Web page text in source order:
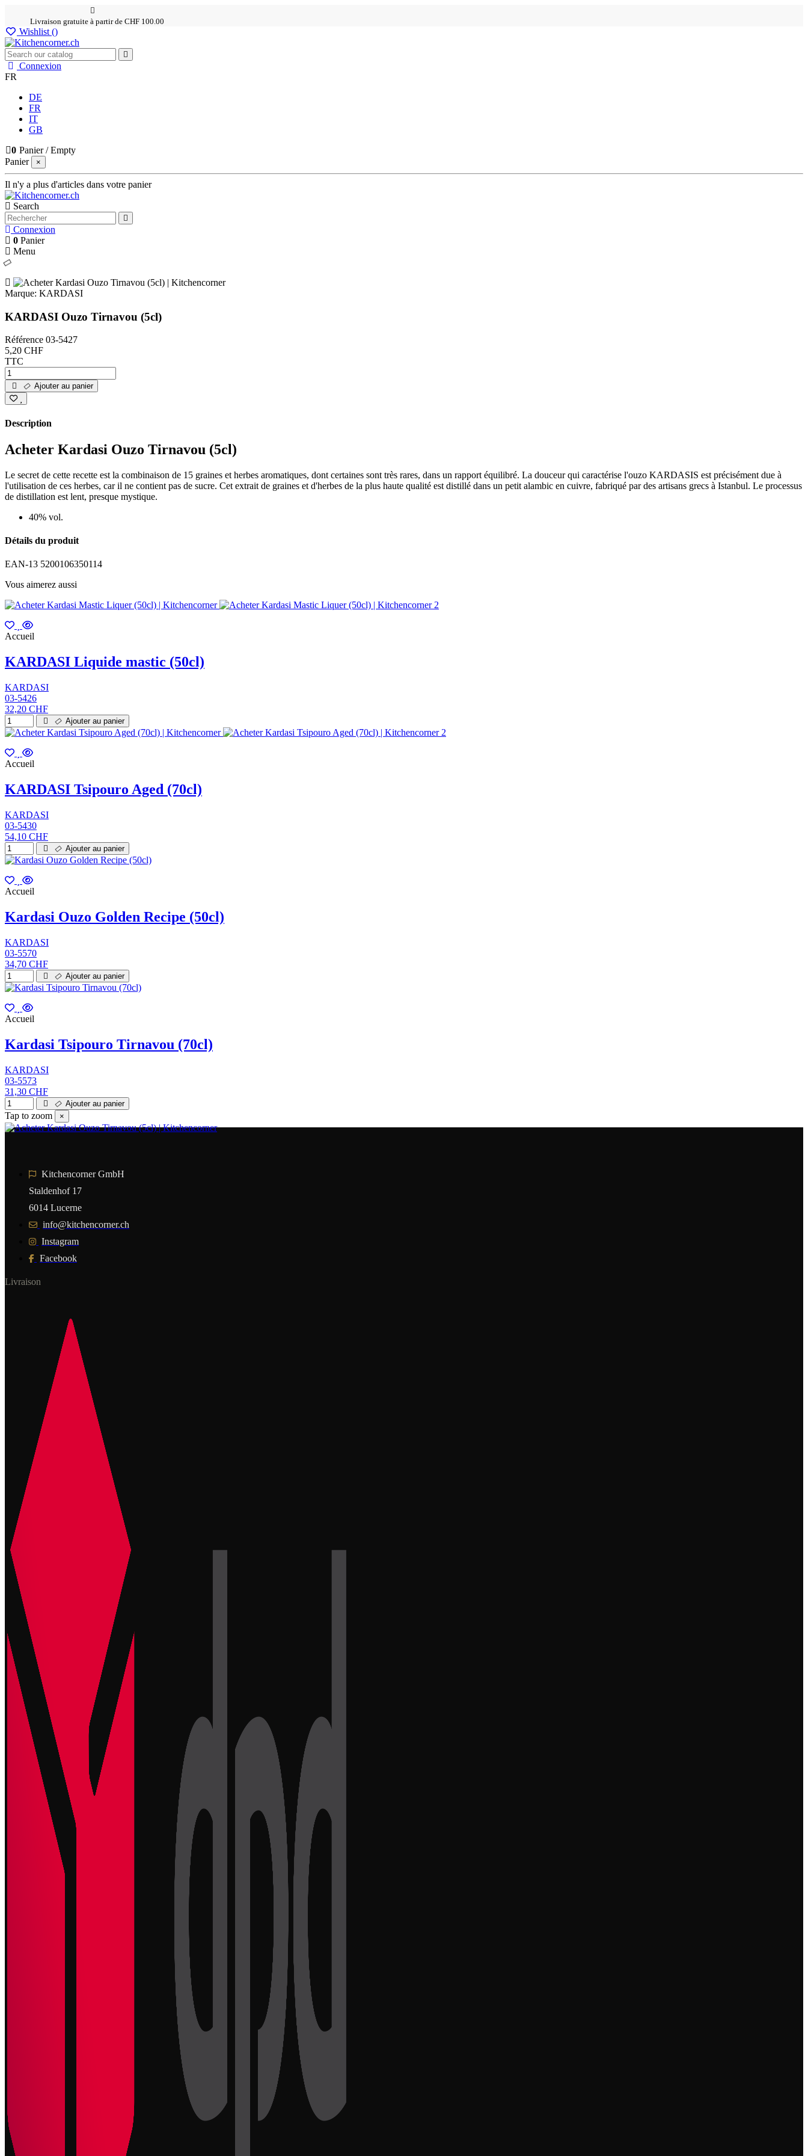
Livraison gratuite à partir de CHF 100.00
Wishlist ()
Connexion
FR
DE
FR
IT
GB
0 Panier /Empty
Panier
×
Il n'y a plus d'articles dans votre panier
Search
Connexion
0 Panier
Menu
Marque: KARDASI
KARDASI Ouzo Tirnavou (5cl)
Référence 03-5427
5,20 CHF
TTC
Ajouter au panier
Description
Acheter Kardasi Ouzo Tirnavou (5cl)
Le secret de cette recette est la combinaison de 15 graines et herbes aromatiques, dont certaines sont très rares, dans un rapport équilibré. La douceur qui caractérise l'ouzo KARDASIS est précisément due à
l'utilisation de ces herbes, car il ne contient pas de sucre. Cet extrait de graines et d'herbes de la plus haute qualité est distillé dans un petit alambic en cuivre, fabriqué par des artisans grecs à Istanbul. Le processus
de distillation est lent, presque mystique.
40% vol.
Détails du produit
EAN-13 5200106350114
Vous aimerez aussi
Accueil
KARDASI Liquide mastic (50cl)
KARDASI
03-5426
32,20 CHF
Ajouter au panier
Accueil
KARDASI Tsipouro Aged (70cl)
KARDASI
03-5430
54,10 CHF
Ajouter au panier
Accueil
Kardasi Ouzo Golden Recipe (50cl)
KARDASI
03-5570
34,70 CHF
Ajouter au panier
Accueil
Kardasi Tsipouro Tirnavou (70cl)
KARDASI
03-5573
31,30 CHF
Ajouter au panier
Tap to zoom ×
Kitchencorner GmbH
Staldenhof 17
6014 Lucerne
info@kitchencorner.ch
Instagram
Facebook
Livraison